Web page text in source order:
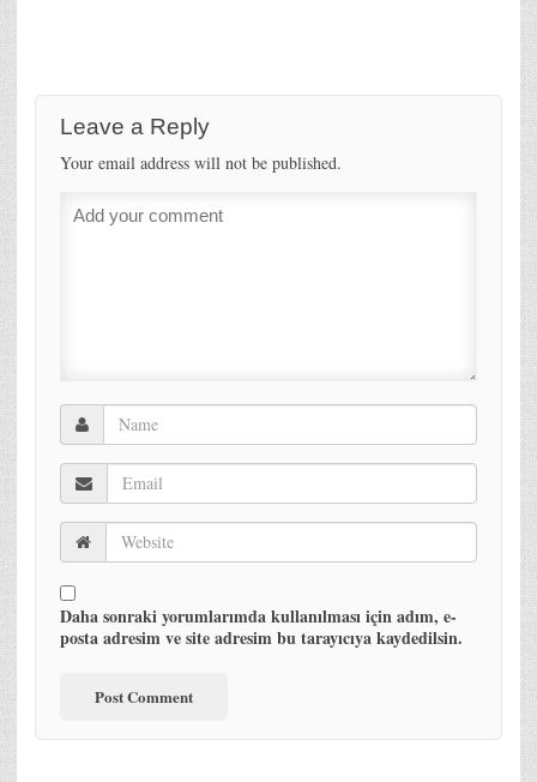
Leave a Reply
Your email address will not be published.
Daha sonraki yorumlarımda kullanılması için adım, e-
posta adresim ve site adresim bu tarayıcıya kaydedilsin.